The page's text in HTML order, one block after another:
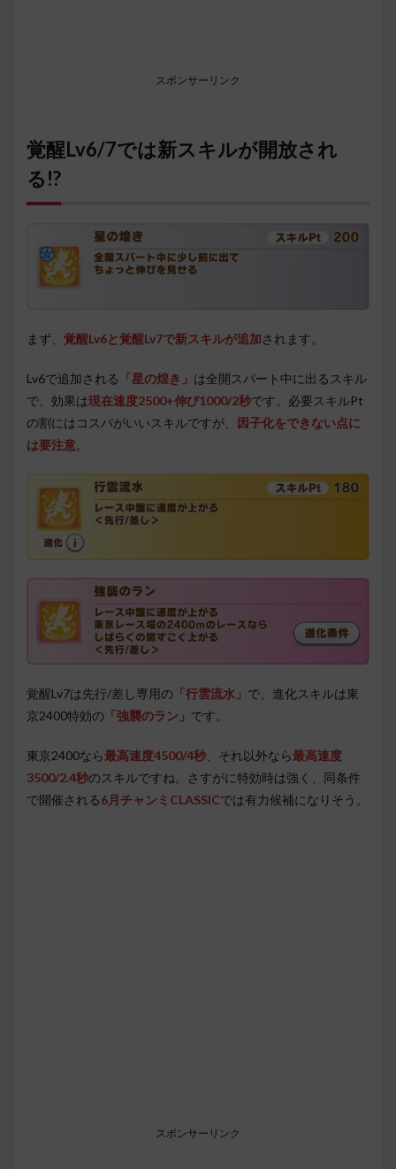
スポンサーリンク
覚醒Lv6/7では新スキルが開放され
る!?
まず、 覚醒Lv6と覚醒Lv7で新スキルが追加されます。
Lv6で追加される 「星の煌き」 は全開スパート中に出るスキル
で、効果は現在速度2500+伸び1000/2秒です。必要スキルPt
の割にはコスパがいいスキルですが、 因子化をできない点に
は要注意。
覚醒Lv7は先行/差し専用の 「行雲流水」 で、進化スキルは東
京2400特効の 「強襲のラン」 です。
東京2400なら最高速度4500/4秒 、それ以外なら最高速度
3500/2.4秒のスキルですね。さすがに特効時は強く、同条件
で開催される6月チャンミCLASSICでは有力候補になりそう。
スポンサーリンク